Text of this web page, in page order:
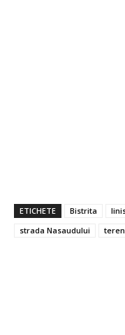
ETICHETE Bistrita
strada Nasaudului